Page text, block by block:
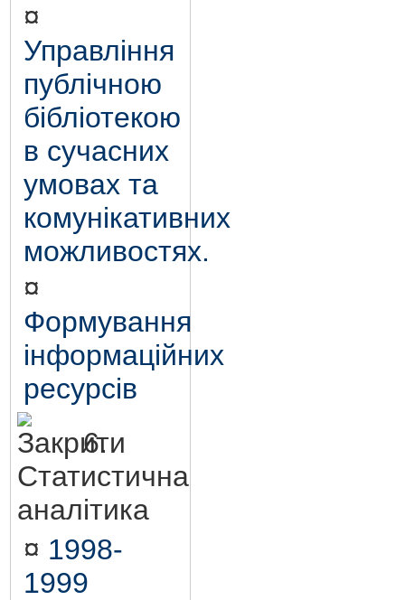
¤
Управління
публічною
бібліотекою
в сучасних
умовах та
комунікативних
можливостях.
¤
Формування
інформаційних
ресурсів
6.
Статистична
аналітика
¤ 1998-
1999